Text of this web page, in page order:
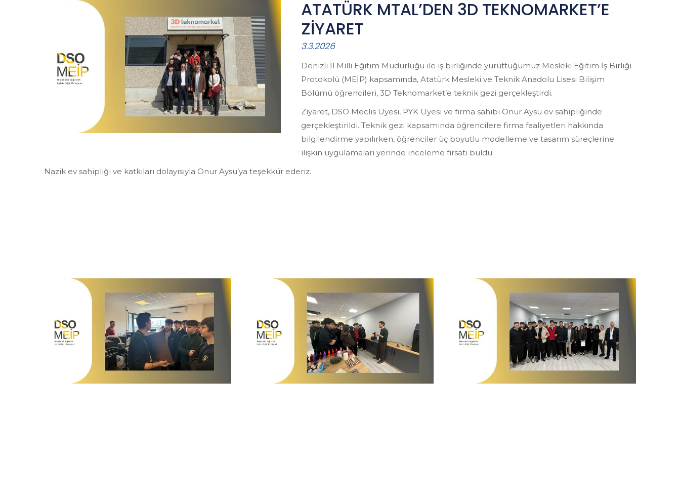
ATATÜRK MTAL’DEN 3D TEKNOMARKET’E
ZİYARET
3.3.2026
Denizli İl Milli Eğitim Müdürlüğü ile iş birliğinde yürüttüğümüz Mesleki Eğitim İş Birliği
Protokolü (MEİP) kapsamında, Atatürk Mesleki ve Teknik Anadolu Lisesi Bilişim
Bölümü öğrencileri, 3D Teknomarket’e teknik gezi gerçekleştirdi.
Ziyaret, DSO Meclis Üyesi, PYK Üyesi ve firma sahibi Onur Aysu ev sahipliğinde
gerçekleştirildi. Teknik gezi kapsamında öğrencilere firma faaliyetleri hakkında
bilgilendirme yapılırken, öğrenciler üç boyutlu modelleme ve tasarım süreçlerine
ilişkin uygulamaları yerinde inceleme fırsatı buldu.
Nazik ev sahipliği ve katkıları dolayısıyla Onur Aysu’ya teşekkür ederiz.